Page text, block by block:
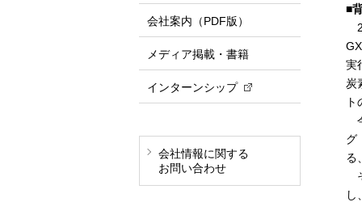
■
実
炭
グ
る
し
会社案内（PDF版）
メディア掲載・書籍
インターンシップ
会社情報に関する
お問い合わせ